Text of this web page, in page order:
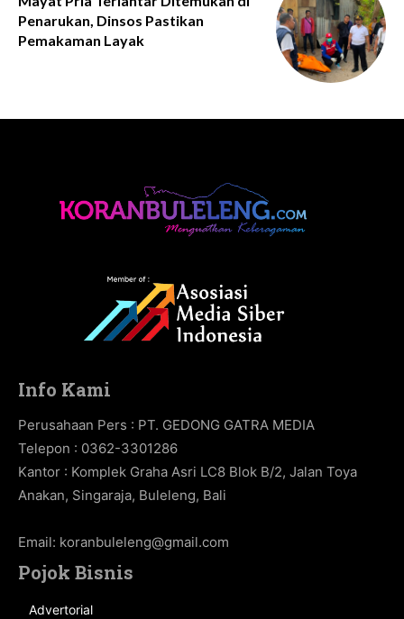
Penarukan, Dinsos Pastikan
Pemakaman Layak
Info Kami
Perusahaan Pers : PT. GEDONG GATRA MEDIA
Telepon : 0362-3301286
Kantor : Komplek Graha Asri LC8 Blok B/2, Jalan Toya
Anakan, Singaraja, Buleleng, Bali
Email: koranbuleleng@gmail.com
Pojok Bisnis
Advertorial